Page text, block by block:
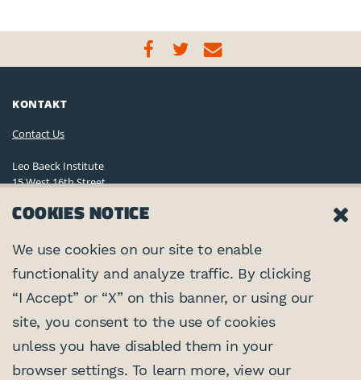
KONTAKT
Contact Us
Leo Baeck Institute
15 West 16th Street
(212) 744-6400
Privacy Policy
©2026 Leo Baeck Institute. Alle Rechte vorbehalten.
VERNETZEN
PARTNER
Center for Jewish History
COOKIES NOTICE
We use cookies on our site to enable
functionality and analyze traffic. By clicking
“I Accept” or “X” on this banner, or using our
site, you consent to the use of cookies
unless you have disabled them in your
browser settings. To learn more, view our